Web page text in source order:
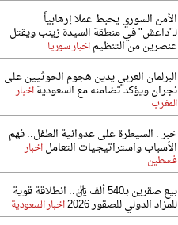
الأمن السوري يحبط عملا إرهابياً
لـ"داعش" في منطقة السيدة زينب ويقتل
عنصرين من التنظيماخبار سوريا
البرلمان العربي يدين هجوم الحوثيين على
نجران ويؤكد تضامنه مع السعوديةاخبار
المغرب
خبر : السيطرة على عدوانية الطفل.. فهم
الأسباب واستراتيجيات التعاملاخبار
فلسطين
بيع صقرين بـ540 ألف ريال.. انطلاقة قوية
للمزاد الدولي للصقور 2026 اخبار السعودية